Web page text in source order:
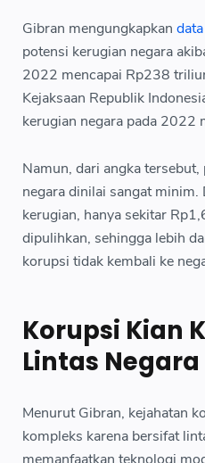
Gibran mengungkapkan
potensi kerugian negara
2022 mencapai Rp238
Kejaksaan Republik
kerugian negara pada 2022
Namun, dari angka
negara dinilai sangat
kerugian, hanya sekitar
dipulihkan, sehingga lebih
korupsi tidak kembali ke
Korupsi Kian
Lintas Negara
Menurut Gibran, kejahatan
kompleks karena bersifat